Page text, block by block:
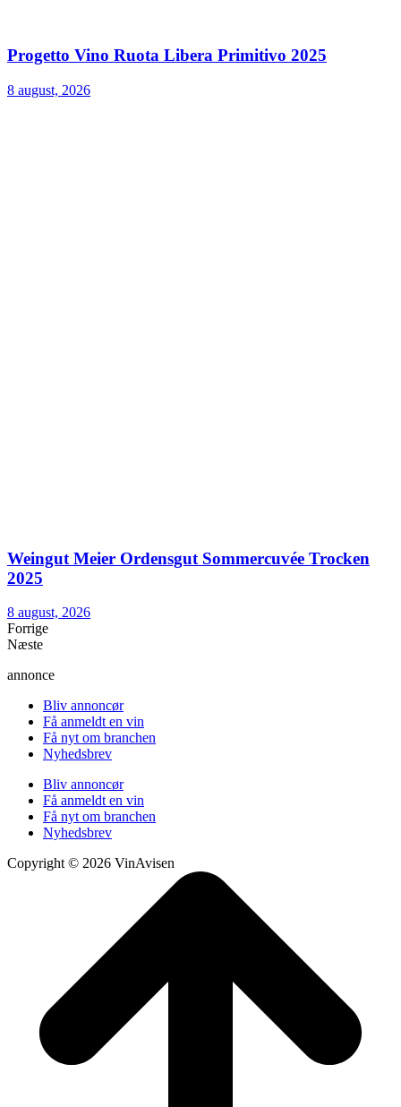
Progetto Vino Ruota Libera Primitivo 2025
8 august, 2026
Weingut Meier Ordensgut Sommercuvée Trocken
2025
8 august, 2026
Forrige
Næste
annonce
Bliv annoncør
Få anmeldt en vin
Få nyt om branchen
Nyhedsbrev
Bliv annoncør
Få anmeldt en vin
Få nyt om branchen
Nyhedsbrev
Copyright © 2026 VinAvisen